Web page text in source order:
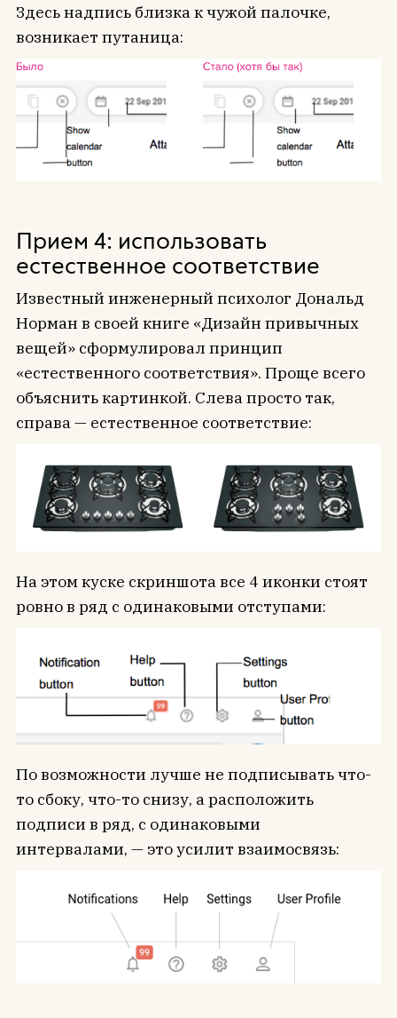
Здесь надпись близка к чужой палочке,
возникает путаница:
Прием 4: использовать
естественное соответствие
Известный инженерный психолог Дональд
Норман в своей книге «Дизайн привычных
вещей» сформулировал принцип
«естественного соответствия». Проще всего
объяснить картинкой. Слева просто так,
справа — естественное соответствие:
На этом куске скриншота все 4 иконки стоят
ровно в ряд с одинаковыми отступами:
По возможности лучше не подписывать что-
то сбоку, что-то снизу, а расположить
подписи в ряд, с одинаковыми
интервалами, — это усилит взаимосвязь: